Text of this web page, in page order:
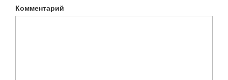
Комментарий